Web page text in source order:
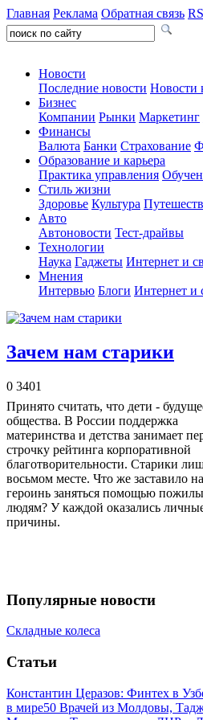
Главная Реклама Обратная связь
Новости
Последние новости Новости
Бизнес
Компании Рынки Маркетинг
Финансы
Валюта Банки Страхование
Образование и карьера
Практика управления
Стиль жизни
Здоровье Культура
Авто
Автоновости Тест-драйвы
Технологии
Наука Гаджеты Интернет и
Мнения
Интервью Блоги Интернет и
Зачем нам старики
0 3401
Принято считать, что дети -
общества. В России поддержка
материнства и детства занимает
строчку рейтинга корпоративной
благотворительности. Старики
восьмом месте. Что же заставило
героинь заняться помощью
людям? У каждой оказались
причины.
Популярные новости
Складные колеса
Статьи
Константин Церазов: Финтех в
в мире50 Врачей из Молдовы,